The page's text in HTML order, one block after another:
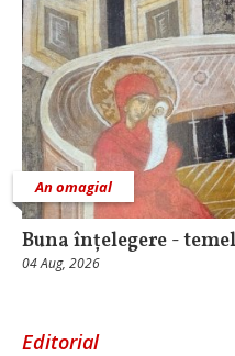
An omagial
Buna înțelegere -
04 Aug, 2026
Editorial